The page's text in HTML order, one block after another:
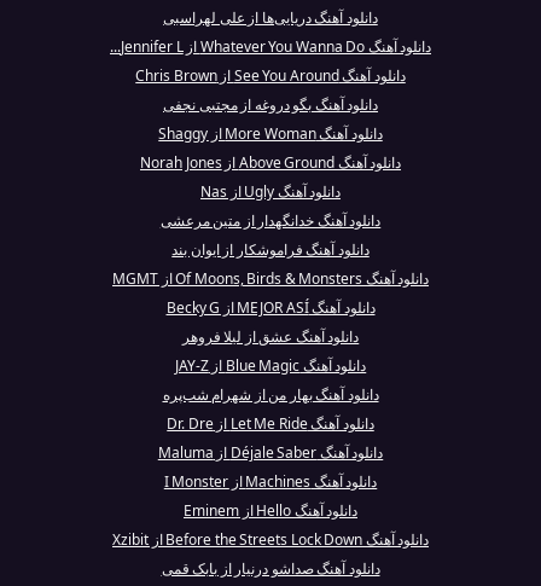
دانلود آهنگ دریایی‌ها از علی لهراسبی
دانلود آهنگ Whatever You Wanna Do از Jennifer L...
دانلود آهنگ See You Around از Chris Brown
دانلود آهنگ بگو دروغه از مجتبی نجفی
دانلود آهنگ More Woman از Shaggy
دانلود آهنگ Above Ground از Norah Jones
دانلود آهنگ Ugly از Nas
دانلود آهنگ خدانگهدار از متین مرعشی
دانلود آهنگ فراموشکار از ایوان بند
دانلود آهنگ Of Moons, Birds & Monsters از MGMT
دانلود آهنگ MEJOR ASÍ از Becky G
دانلود آهنگ عشق از لیلا فروهر
دانلود آهنگ Blue Magic از JAY-Z
دانلود آهنگ بهار من از شهرام شب‌پره
دانلود آهنگ Let Me Ride از Dr. Dre
دانلود آهنگ Déjale Saber از Maluma
دانلود آهنگ Machines از I Monster
دانلود آهنگ Hello از Eminem
دانلود آهنگ Before the Streets Lock Down از Xzibit
دانلود آهنگ صداشو درنیار از بابک قمی